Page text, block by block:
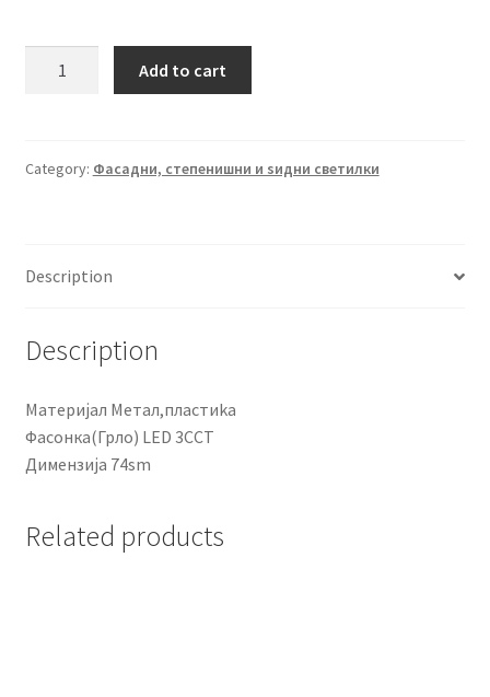
680012
Add to cart
Category: Фасадни, степенишни и ѕидни светилки
Description
Description
Материјал Метал,пластиka
Фасонка(Грло) LED 3CCT
Димензија 74sm
Related products